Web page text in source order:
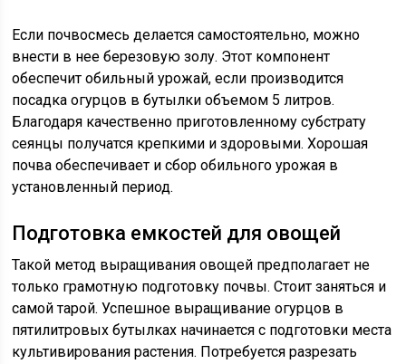
Если почвосмесь делается самостоятельно, можно
внести в нее березовую золу. Этот компонент
обеспечит обильный урожай, если производится
посадка огурцов в бутылки объемом 5 литров.
Благодаря качественно приготовленному субстрату
сеянцы получатся крепкими и здоровыми. Хорошая
почва обеспечивает и сбор обильного урожая в
установленный период.
Подготовка емкостей для овощей
Такой метод выращивания овощей предполагает не
только грамотную подготовку почвы. Стоит заняться и
самой тарой. Успешное выращивание огурцов в
пятилитровых бутылках начинается с подготовки места
культивирования растения. Потребуется разрезать